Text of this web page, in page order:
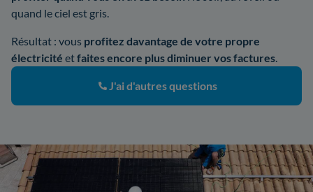
quand le ciel est gris.
Résultat : vous profitez davantage de votre propre
électricité etfaites encore plus diminuer vos factures.
J'ai d'autres questions